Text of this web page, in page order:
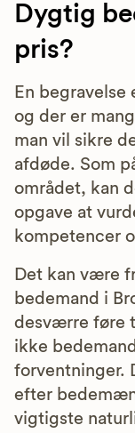
Dygtig
pris?
En
og der er
man vil sikre
afdøde. Som
området, kan
opgave at
kompetencer
Det kan være
bedemand i
desværre føre
ikke
forventninger.
efter
vigtigste